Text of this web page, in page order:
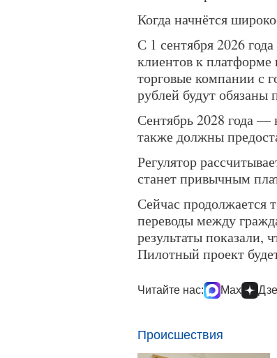
Когда начнётся
С 1 сентября 2026
клиентов к
торговые компании с
рублей будут
Сентябрь 2028 года —
также должны
Регулятор
станет привычным
Сейчас продолжается
переводы между
результаты показали,
Пилотный проект
Читайте нас: Max
Происшествия